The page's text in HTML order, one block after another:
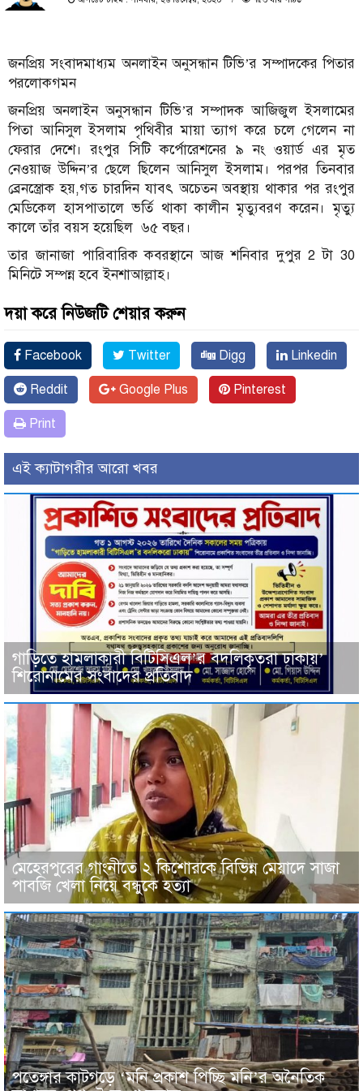
জনপ্রিয় সংবাদমাধ্যম অনলাইন অনুসন্ধান টিভি’র সম্পাদকের পিতার
পরলোকগমন
জনপ্রিয় অনলাইন অনুসন্ধান টিভি’র সম্পাদক আজিজুল ইসলামের
পিতা আনিসুল ইসলাম পৃথিবীর মায়া ত্যাগ করে চলে গেলেন না
ফেরার দেশে। রংপুর সিটি কর্পোরেশনের ৯ নং ওয়ার্ড এর মৃত
নেওয়াজ উদ্দিন’র ছেলে ছিলেন আনিসুল ইসলাম। পরপর তিনবার
ব্রেনস্ত্রোক হয়,গত চারদিন যাবৎ অচেতন অবস্থায় থাকার পর রংপুর
মেডিকেল হাসপাতালে ভর্তি থাকা কালীন মৃত্যুবরণ করেন। মৃত্যু
কালে তাঁর বয়স হয়েছিল ৬৫ বছর।
তার জানাজা পারিবারিক কবরস্থানে আজ শনিবার দুপুর 2 টা 30
মিনিটে সম্পন্ন হবে ইনশাআল্লাহ।
দয়া করে নিউজটি শেয়ার করুন
Facebook Twitter Digg Linkedin
Reddit Google Plus Pinterest
Print
এই ক্যাটাগরীর আরো খবর
গাড়িতে হামলাকারী বিটিসিএল’র বদলিকৃতরা ঢাকায়’
শিরোনামের সংবাদের প্রতিবাদ
মেহেরপুরের গাংনীতে ২ কিশোরকে বিভিন্ন মেয়াদে সাজা
পাবজি খেলা নিয়ে বন্ধুকে হত্যা
পতেঙ্গার কাটগড়ে ‘মনি প্রকাশ পিচ্ছি মনি’র অনৈতিক